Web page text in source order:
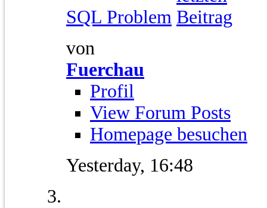
SQL Problem
von
Fuerchau
Profil
View Forum Posts
Homepage besuchen
Yesterday, 16:48